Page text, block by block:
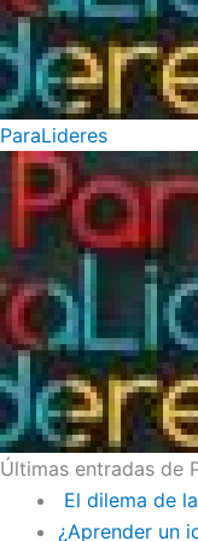
ParaLideres
Últimas entradas de
El dilema de
¿Aprender un